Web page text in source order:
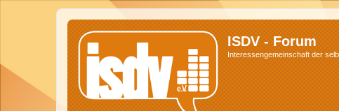
ISDV - Forum
Interessengemeinschaft der